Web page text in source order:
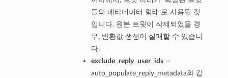
들의 메타데이터 형태'로 사용될 것
입니다. 원본 트윗이 삭제되었을 경
우, 반환값 생성이 실패할 수 있습니
다.
exclude_reply_user_ids--
auto_populate_reply_metadata와 같